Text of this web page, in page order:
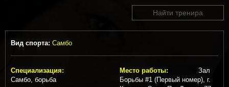
Найти тренира
Вид спорта: Самбо
Специализация:
Самбо, борьба
Место работы:
Зал
Борьбы #1 (Первый номер), г.